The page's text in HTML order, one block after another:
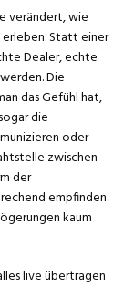
verändert, wie
Statt einer
Dealer, echte
Die
das Gefühl hat,
die
oder
zwischen
der
empfinden.
kaum
live übertragen